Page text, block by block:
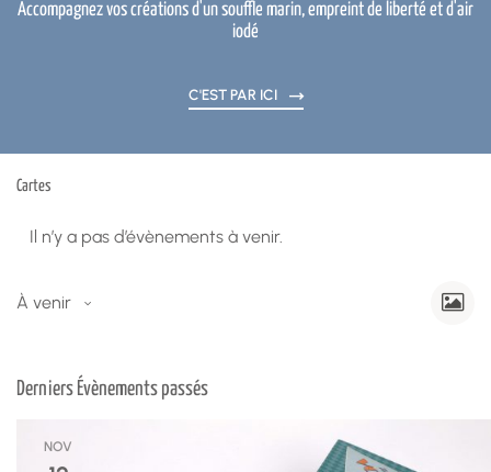
Accompagnez vos créations d'un souffle marin, empreint de liberté et d'air
iodé
C'EST PAR ICI
Cartes
Il n’y a pas d’évènements à venir.
de
À venir
date
of
Photo
Derniers Évènements passés
NOV